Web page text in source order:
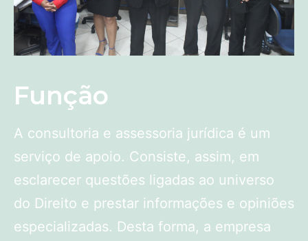
Função
A consultoria e assessoria jurídica é um
serviço de apoio. Consiste, assim, em
esclarecer questões ligadas ao universo
do Direito e prestar informações e opiniões
especializadas. Desta forma, a empresa